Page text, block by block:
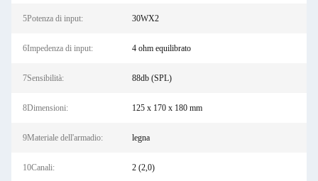
5Potenza di input: 30WX2
6Impedenza di input: 4 ohm equilibrato
7Sensibilità: 88db (SPL)
8Dimensioni: 125 x 170 x 180 mm
9Materiale dell'armadio: legna
10Canali: 2 (2,0)